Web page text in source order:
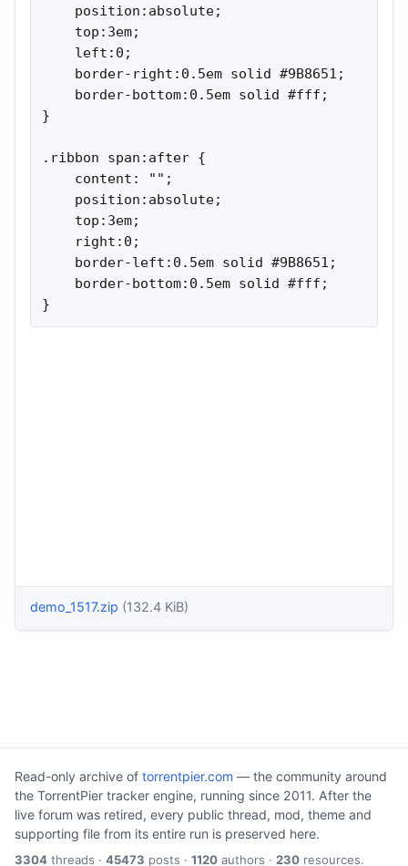
    position:absolute;
    top:3em;
    left:0;
    border-right:0.5em solid #9B8651;
    border-bottom:0.5em solid #fff;
}
.ribbon span:after {
    content: "";
    position:absolute;
    top:3em;
    right:0;
    border-left:0.5em solid #9B8651;
    border-bottom:0.5em solid #fff;
}
demo_1517.zip (132.4 KiB)
Read-only archive of torrentpier.com — the community around
the TorrentPier tracker engine, running since 2011. After the
live forum was retired, every public thread, mod, theme and
supporting file from its entire run is preserved here.
3304 threads · 45473 posts · 1120 authors · 230 resources.